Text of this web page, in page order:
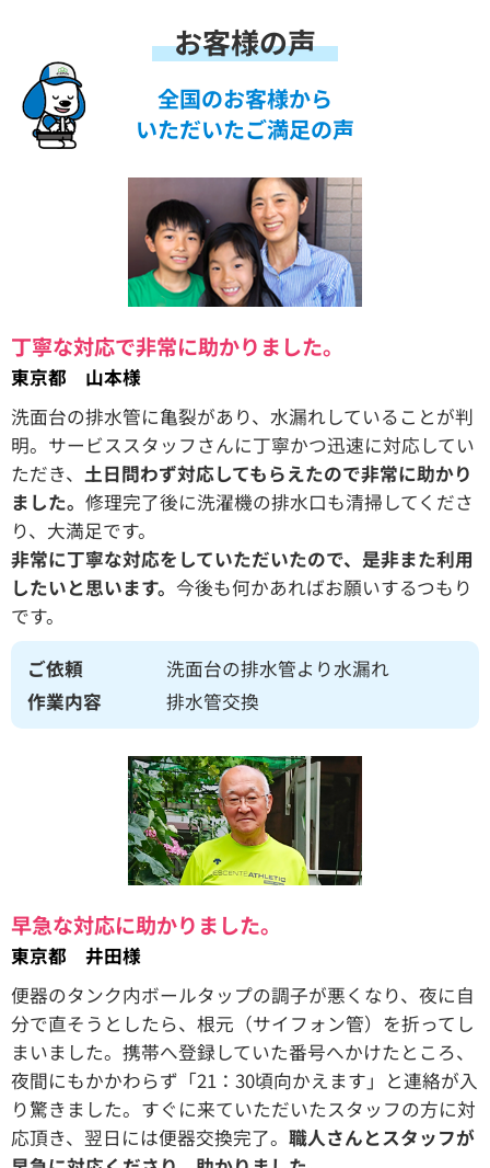
お客様の声
全国のお客様から
いただいたご満足の声
丁寧な対応で非常に助かりました。
東京都 山本様
洗面台の排水管に亀裂があり、水漏れしていることが判
明。サービススタッフさんに丁寧かつ迅速に対応してい
ただき、 土日問わず対応してもらえたので非常に助かり
ました。 修理完了後に洗濯機の排水口も清掃してくださ
り、大満足です。
非常に丁寧な対応をしていただいたので、是非また利用
したいと思います。 今後も何かあればお願いするつもり
です。
ご依頼
洗面台の排水管より水漏れ
作業内容
排水管交換
早急な対応に助かりました。
東京都 井田様
便器のタンク内ボールタップの調子が悪くなり、夜に自
分で直そうとしたら、根元（サイフォン管）を折ってし
まいました。携帯へ登録していた番号へかけたところ、
夜間にもかかわらず「21：30頃向かえます」と連絡が入
り驚きました。すぐに来ていただいたスタッフの方に対
応頂き、翌日には便器交換完了。 職人さんとスタッフが